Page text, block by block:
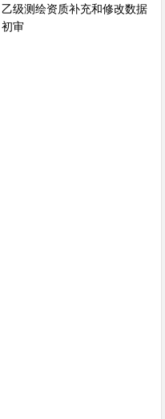
乙级测绘资质补充和修改数据
初审